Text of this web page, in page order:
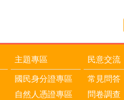
主題專區
國民身分證專區
自然人憑證專區
民意交流
常見問答
問卷調查